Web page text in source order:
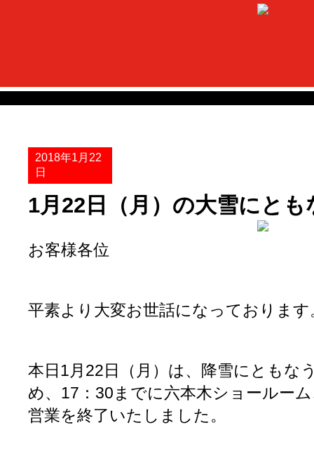
2018年1月22
日
1月22日（月）の大雪にと
お客様各位
平素より大変お世話になっております
本日1月22日（月）は、降雪にともな
め、17：30までに六本木ショールー
営業を終了いたしました。